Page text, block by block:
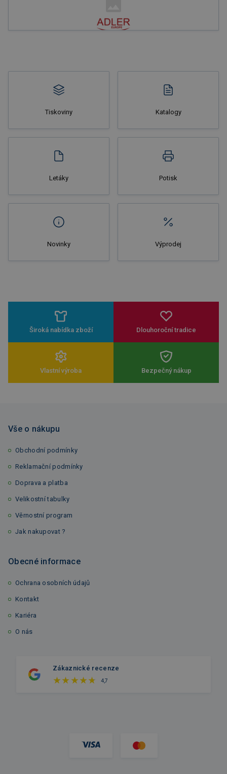
Tiskoviny Katalogy
Letáky Potisk
Novinky Výprodej
Široká nabídka zboží Dlouhoroční tradice
Vlastní výroba Bezpečný nákup
Vše o nákupu
Obchodní podmínky
Reklamační podmínky
Doprava a platba
Velikostní tabulky
Věrnostní program
Jak nakupovat ?
Obecné informace
Ochrana osobních údajů
Kontakt
Kariéra
O nás
Zákaznické recenze
4,7